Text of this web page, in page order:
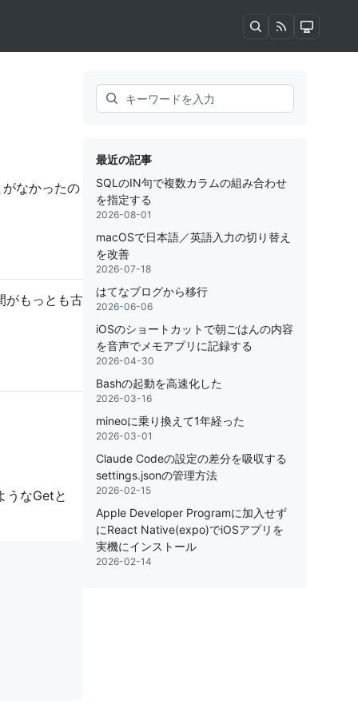
なかったの
がもっとも古
うなGetと
Search
最近の記事
SQLのIN句で複数カラムの組み合わせ
を指定する
2026-08-01
macOSで日本語／英語入力の切り替え
を改善
2026-07-18
はてなブログから移行
2026-06-06
iOSのショートカットで朝ごはんの内容
を音声でメモアプリに記録する
2026-04-30
Bashの起動を高速化した
2026-03-16
mineoに乗り換えて1年経った
2026-03-01
Claude Codeの設定の差分を吸収する
settings.jsonの管理方法
2026-02-15
Apple Developer Programに加入せず
にReact Native(expo)でiOSアプリを
実機にインストール
2026-02-14